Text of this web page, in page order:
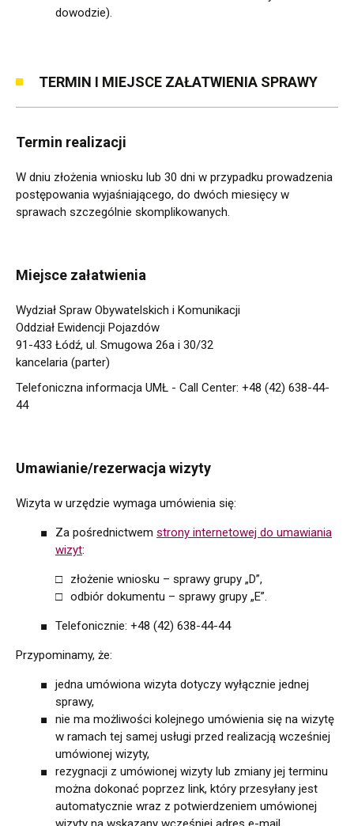
dowodzie).
TERMIN I MIEJSCE ZAŁATWIENIA SPRAWY
Termin realizacji
W dniu złożenia wniosku lub 30 dni w przypadku prowadzenia
postępowania wyjaśniającego, do dwóch miesięcy w
sprawach szczególnie skomplikowanych.
Miejsce załatwienia
Wydział Spraw Obywatelskich i Komunikacji
Oddział Ewidencji Pojazdów
91-433 Łódź, ul. Smugowa 26a i 30/32
kancelaria (parter)
Telefoniczna informacja UMŁ - Call Center: +48 (42) 638-44-
44
Umawianie/rezerwacja wizyty
Wizyta w urzędzie wymaga umówienia się:
Za pośrednictwem strony internetowej do umawiania
wizyt:
złożenie wniosku – sprawy grupy „D”,
odbiór dokumentu – sprawy grupy „E”.
Telefonicznie: +48 (42) 638-44-44
Przypominamy, że:
jedna umówiona wizyta dotyczy wyłącznie jednej
sprawy,
nie ma możliwości kolejnego umówienia się na wizytę
w ramach tej samej usługi przed realizacją wcześniej
umówionej wizyty,
rezygnacji z umówionej wizyty lub zmiany jej terminu
można dokonać poprzez link, który przesyłany jest
automatycznie wraz z potwierdzeniem umówionej